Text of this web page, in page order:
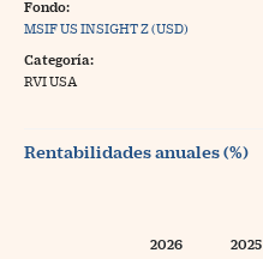
Fondo:
MSIF US INSIGHT Z (USD)
Categoría:
RVI USA
Rentabilidades anuales (%)
2026 2025